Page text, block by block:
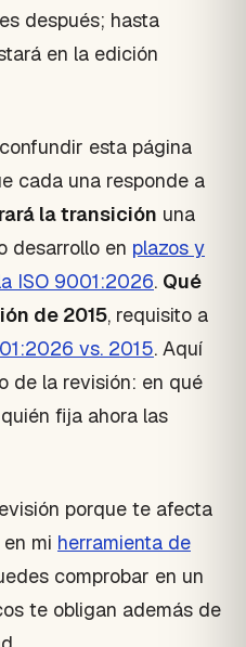
después; hasta
en la edición
esta página
cada una responde a
la transición una
desarrollo en plazos y
ISO 9001:2026. Qué
de 2015, requisito a
vs. 2015. Aquí
de la revisión: en qué
fija ahora las
porque te afecta
mi herramienta de
comprobar en un
te obligan además de